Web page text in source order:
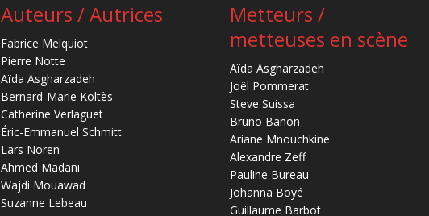
Auteurs / Autrices
Fabrice Melquiot
Pierre Notte
Aïda Asgharzadeh
Bernard-Marie Koltès
Catherine Verlaguet
Éric-Emmanuel Schmitt
Lars Noren
Ahmed Madani
Wajdi Mouawad
Suzanne Lebeau
Metteurs /
metteuses en scène
Aïda Asgharzadeh
Joël Pommerat
Steve Suissa
Bruno Banon
Ariane Mnouchkine
Alexandre Zeff
Pauline Bureau
Johanna Boyé
Guillaume Barbot